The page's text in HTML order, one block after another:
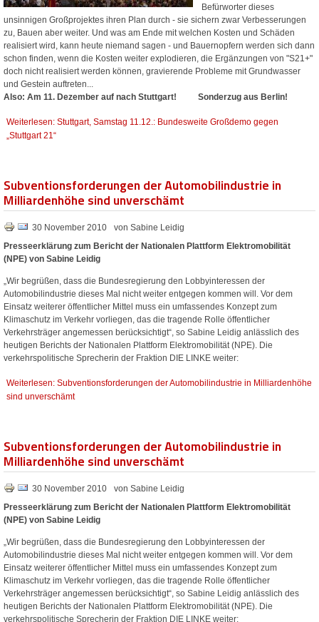
Befürworter dieses
unsinnigen Großprojektes ihren Plan durch - sie sichern zwar Verbesserungen
zu, Bauen aber weiter. Und was am Ende mit welchen Kosten und Schäden
realisiert wird, kann heute niemand sagen - und Bauernopfern werden sich dann
schon finden, wenn die Kosten weiter explodieren, die Ergänzungen von "S21+"
doch nicht realisiert werden können, gravierende Probleme mit Grundwasser
und Gestein auftreten...
Also: Am 11. Dezember auf nach Stuttgart! Sonderzug aus Berlin!
Weiterlesen: Stuttgart, Samstag 11.12.: Bundesweite Großdemo gegen
„Stuttgart 21“
Subventionsforderungen der Automobilindustrie in
Milliardenhöhe sind unverschämt
30 November 2010
von Sabine Leidig
Presseerklärung zum Bericht der Nationalen Plattform Elektromobilität
(NPE) von Sabine Leidig
„Wir begrüßen, dass die Bundesregierung den Lobbyinteressen der
Automobilindustrie dieses Mal nicht weiter entgegen kommen will. Vor dem
Einsatz weiterer öffentlicher Mittel muss ein umfassendes Konzept zum
Klimaschutz im Verkehr vorliegen, das die tragende Rolle öffentlicher
Verkehrsträger angemessen berücksichtigt“, so Sabine Leidig anlässlich des
heutigen Berichts der Nationalen Plattform Elektromobilität (NPE). Die
verkehrspolitische Sprecherin der Fraktion DIE LINKE weiter:
Weiterlesen: Subventionsforderungen der Automobilindustrie in Milliardenhöhe
sind unverschämt
Subventionsforderungen der Automobilindustrie in
Milliardenhöhe sind unverschämt
30 November 2010
von Sabine Leidig
Presseerklärung zum Bericht der Nationalen Plattform Elektromobilität
(NPE) von Sabine Leidig
„Wir begrüßen, dass die Bundesregierung den Lobbyinteressen der
Automobilindustrie dieses Mal nicht weiter entgegen kommen will. Vor dem
Einsatz weiterer öffentlicher Mittel muss ein umfassendes Konzept zum
Klimaschutz im Verkehr vorliegen, das die tragende Rolle öffentlicher
Verkehrsträger angemessen berücksichtigt“, so Sabine Leidig anlässlich des
heutigen Berichts der Nationalen Plattform Elektromobilität (NPE). Die
verkehrspolitische Sprecherin der Fraktion DIE LINKE weiter: